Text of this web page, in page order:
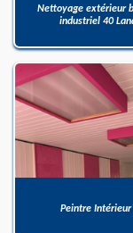
Nettoyage extérieur
industriel 40
Peintre Intérieur